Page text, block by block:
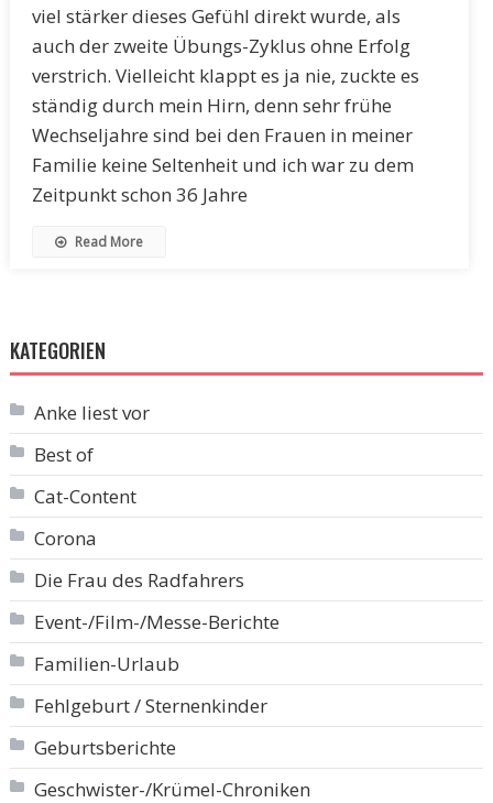
viel stärker dieses Gefühl direkt wurde, als
auch der zweite Übungs-Zyklus ohne Erfolg
verstrich. Vielleicht klappt es ja nie, zuckte es
ständig durch mein Hirn, denn sehr frühe
Wechseljahre sind bei den Frauen in meiner
Familie keine Seltenheit und ich war zu dem
Zeitpunkt schon 36 Jahre
Read More
KATEGORIEN
Anke liest vor
Best of
Cat-Content
Corona
Die Frau des Radfahrers
Event-/Film-/Messe-Berichte
Familien-Urlaub
Fehlgeburt / Sternenkinder
Geburtsberichte
Geschwister-/Krümel-Chroniken